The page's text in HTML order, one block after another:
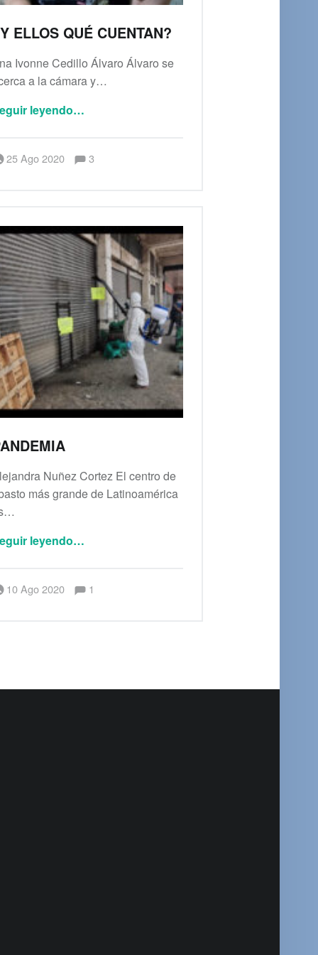
ELLOS QUÉ CUENTAN?
Ivonne Cedillo Álvaro Álvaro se
a la cámara y…
leyendo…
25 Ago 2020 Escrito por:
Berenice Alianza Comentarios:
3
Nuñez Cortez El centro de
más grande de Latinoamérica
leyendo…
10 Ago 2020 Escrito por:
admin Comentarios:1